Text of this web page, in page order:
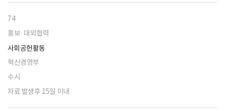
74
홍보·대외협력
사회공헌활동
혁신경영부
수시
자료 발생후 15일 이내